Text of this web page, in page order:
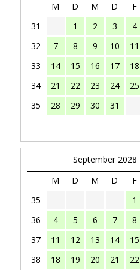
M
D M D F
31
1 2 3 4
32
7 8 9 10 11
33
14 15 16 17 18
34
21 22 23 24 25
35
28 29 30 31
September 2028
M
D M D F
35
1
36
4 5 6 7 8
37
11 12 13 14 15
38
18 19 20 21 22